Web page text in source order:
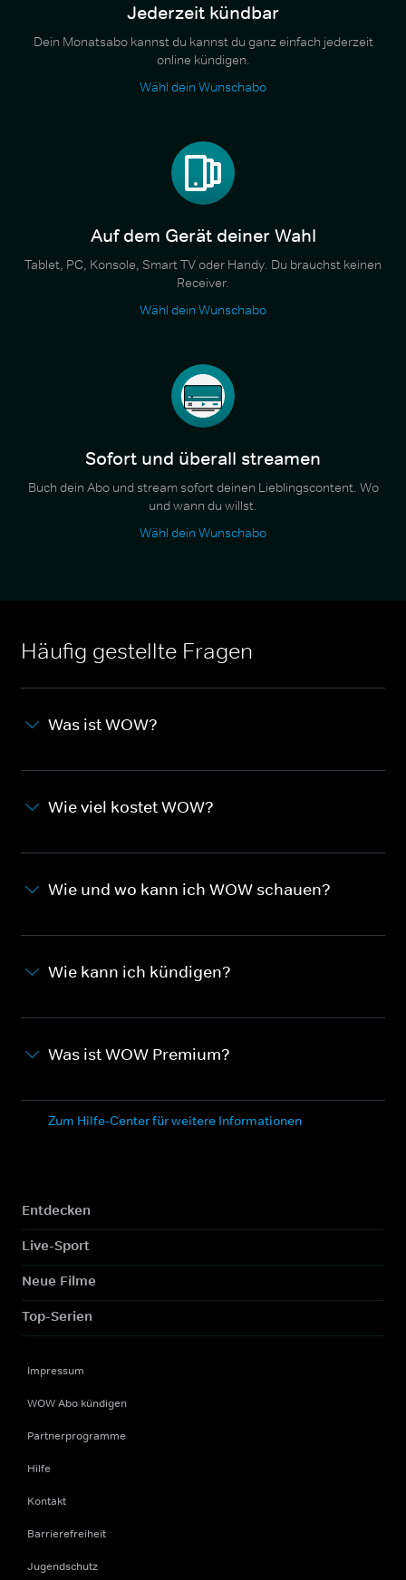
Jederzeit kündbar
Dein Monatsabo kannst du kannst du ganz einfach jederzeit
online kündigen.
Wähl dein Wunschabo
Auf dem Gerät deiner Wahl
Tablet, PC, Konsole, Smart TV oder Handy. Du brauchst keinen
Receiver.
Wähl dein Wunschabo
Sofort und überall streamen
Buch dein Abo und stream sofort deinen Lieblingscontent. Wo
und wann du willst.
Wähl dein Wunschabo
Häufig gestellte Fragen
Was ist WOW?
Wie viel kostet WOW?
Wie und wo kann ich WOW schauen?
Wie kann ich kündigen?
Was ist WOW Premium?
Zum Hilfe-Center für weitere Informationen
Entdecken
Live-Sport
Neue Filme
Top-Serien
Impressum
WOW Abo kündigen
Partnerprogramme
Hilfe
Kontakt
Barrierefreiheit
Jugendschutz